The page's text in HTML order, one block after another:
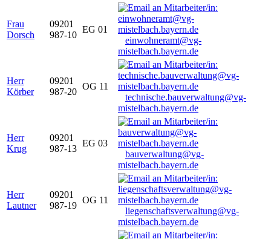
Frau
Dorsch
09201
987-10
EG 01
einwohneramt@vg-
mistelbach.bayern.de
Herr
Körber
09201
987-20
OG 11
technische.bauverwaltung@vg-
mistelbach.bayern.de
Herr
Krug
09201
987-13
EG 03
bauverwaltung@vg-
mistelbach.bayern.de
Herr
Lautner
09201
987-19
OG 11
liegenschaftsverwaltung@vg-
mistelbach.bayern.de